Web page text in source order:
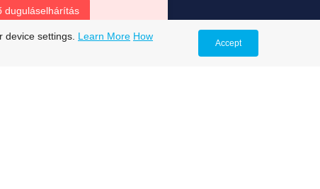
duguláselhárítás
settings. Learn More How
Accept